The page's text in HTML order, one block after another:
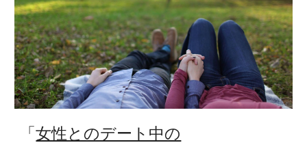
「女性とのデート中の